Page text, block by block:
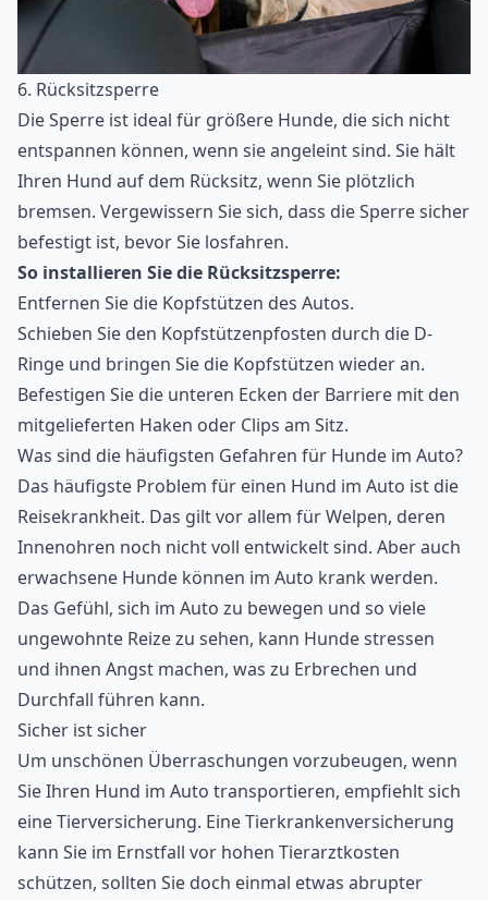
6. Rücksitzsperre
Die Sperre ist ideal für größere Hunde, die sich nicht
entspannen können, wenn sie angeleint sind. Sie hält
Ihren Hund auf dem Rücksitz, wenn Sie plötzlich
bremsen. Vergewissern Sie sich, dass die Sperre sicher
befestigt ist, bevor Sie losfahren.
So installieren Sie die Rücksitzsperre:
Entfernen Sie die Kopfstützen des Autos.
Schieben Sie den Kopfstützenpfosten durch die D-
Ringe und bringen Sie die Kopfstützen wieder an.
Befestigen Sie die unteren Ecken der Barriere mit den
mitgelieferten Haken oder Clips am Sitz.
Was sind die häufigsten Gefahren für Hunde im Auto?
Das häufigste Problem für einen Hund im Auto ist die
Reisekrankheit. Das gilt vor allem für Welpen, deren
Innenohren noch nicht voll entwickelt sind. Aber auch
erwachsene Hunde können im Auto krank werden.
Das Gefühl, sich im Auto zu bewegen und so viele
ungewohnte Reize zu sehen, kann Hunde stressen
und ihnen Angst machen, was zu Erbrechen und
Durchfall führen kann.
Sicher ist sicher
Um unschönen Überraschungen vorzubeugen, wenn
Sie Ihren Hund im Auto transportieren, empfiehlt sich
eine Tierversicherung. EineTierkrankenversicherung
kann Sie im Ernstfall vor hohen Tierarztkosten
schützen, sollten Sie doch einmal etwas abrupter